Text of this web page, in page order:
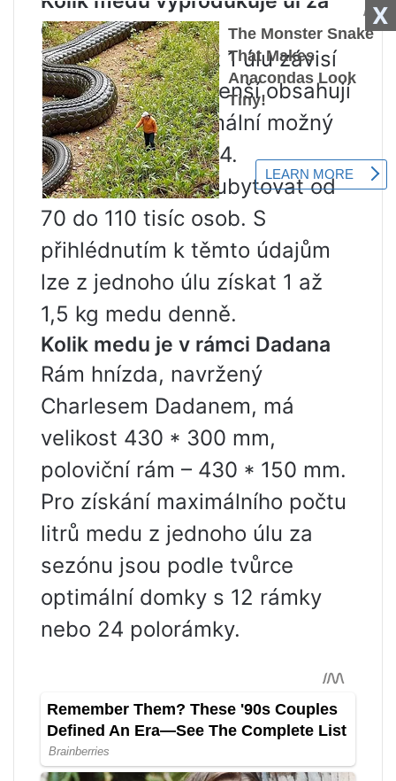
X
den
Získání pamlsku z 1 úlu závisí
na velikosti. Nejmenší obsahují
8 rámečků. Maximální možný
počet snímků je 24.
V domě se může ubytovat od
70 do 110 tisíc osob. S
přihlédnutím k těmto údajům
lze z jednoho úlu získat 1 až
1,5 kg medu denně.
Kolik medu je v rámci Dadana
Rám hnízda, navržený
Charlesem Dadanem, má
velikost 430 * 300 mm,
poloviční rám – 430 * 150 mm.
Pro získání maximálního počtu
litrů medu z jednoho úlu za
sezónu jsou podle tvůrce
optimální domky s 12 rámky
nebo 24 polorámky.